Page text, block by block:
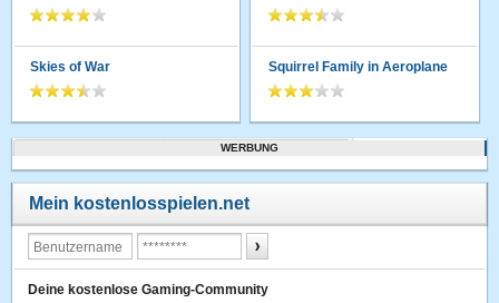
Skies of War Squirrel Family in Aeroplane
WERBUNG
Mein kostenlosspielen.net
Deine kostenlose Gaming-Community